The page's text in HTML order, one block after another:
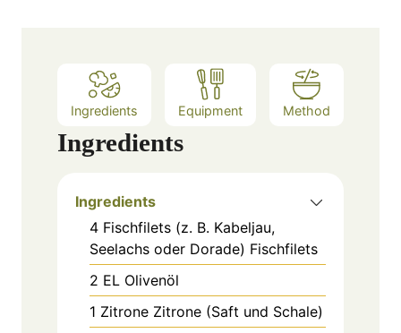
Ingredients Equipment Method
Ingredients
Ingredients
4 Fischfilets (z. B. Kabeljau,
Seelachs oder Dorade) Fischfilets
2 EL Olivenöl
1 Zitrone Zitrone (Saft und Schale)